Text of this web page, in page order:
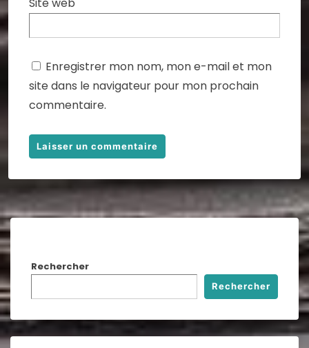
Enregistrer mon nom, mon e-mail et mon
site dans le navigateur pour mon prochain
commentaire.
Rechercher
Rechercher